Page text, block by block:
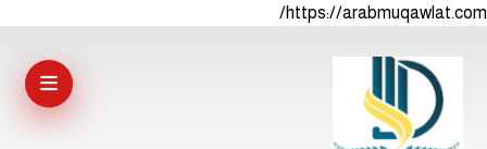
https://arabmuqawlat.com/